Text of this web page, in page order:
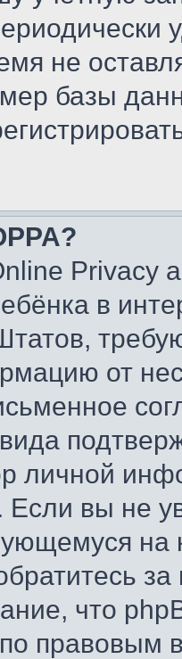
не
базы
Privacy
в
от
личной
вы не
что
правовым